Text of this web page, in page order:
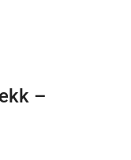
–